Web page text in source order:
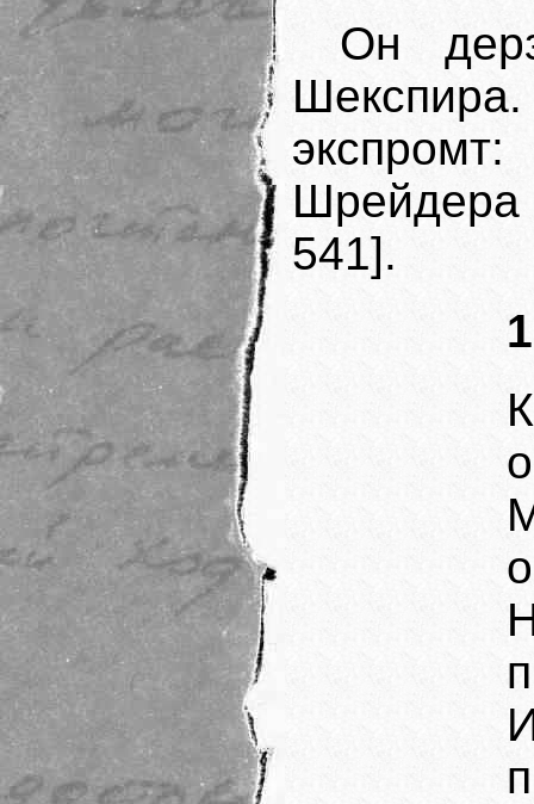
Он
Шрейдера
541].